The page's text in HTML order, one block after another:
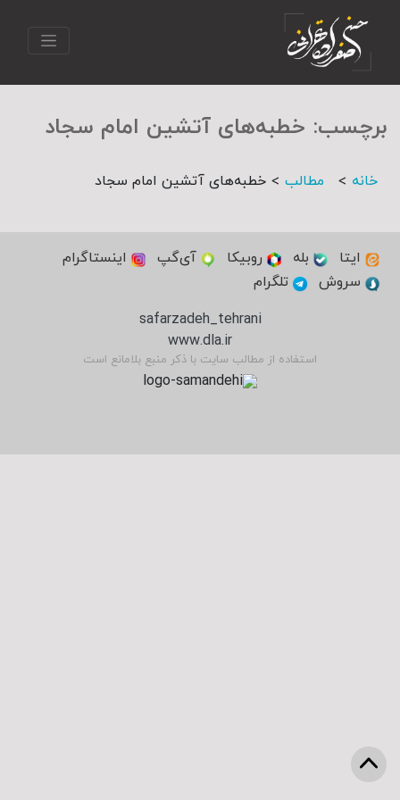
برچسب: خطبه‌های آتشین امام سجاد
خانه > مطالب > خطبه‌های آتشین امام سجاد
ایتا بله روبیکا آی‌گپ
اینستاگرام
سروش
تلگرام
safarzadeh_tehrani
www.dla.ir
استفاده از مطالب سایت با ذکر منبع بلامانع است